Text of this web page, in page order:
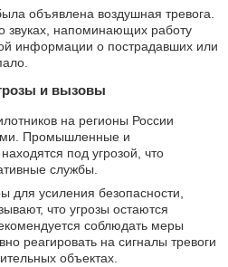
объявлена воздушная тревога.
напоминающих работу
информации о пострадавших или
и вызовы
на регионы России
Промышленные и
под угрозой, что
службы.
для усиления безопасности,
что угрозы остаются
соблюдать меры
реагировать на сигналы тревоги
объектах.